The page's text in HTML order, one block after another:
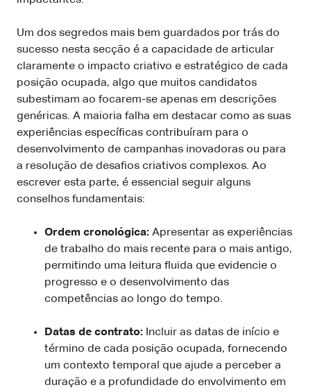
Um dos segredos mais bem guardados por trás do
sucesso nesta secção é a capacidade de articular
claramente o impacto criativo e estratégico de cada
posição ocupada, algo que muitos candidatos
subestimam ao focarem-se apenas em descrições
genéricas. A maioria falha em destacar como as suas
experiências específicas contribuíram para o
desenvolvimento de campanhas inovadoras ou para
a resolução de desafios criativos complexos. Ao
escrever esta parte, é essencial seguir alguns
conselhos fundamentais:
Ordem cronológica: Apresentar as experiências
de trabalho do mais recente para o mais antigo,
permitindo uma leitura fluida que evidencie o
progresso e o desenvolvimento das
competências ao longo do tempo.
Datas de contrato: Incluir as datas de início e
término de cada posição ocupada, fornecendo
um contexto temporal que ajude a perceber a
duração e a profundidade do envolvimento em